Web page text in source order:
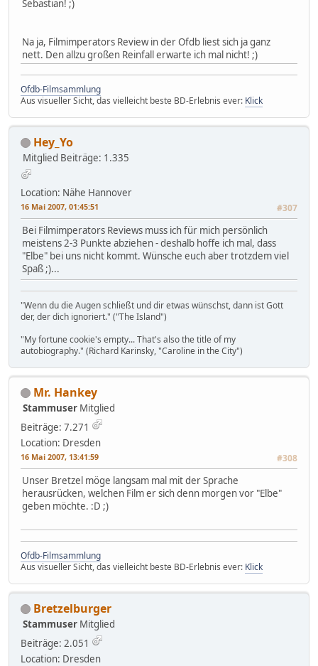
Sebastian! ;)
Na ja, Filmimperators Review in der Ofdb liest sich ja ganz
nett. Den allzu großen Reinfall erwarte ich mal nicht! ;)
Ofdb-Filmsammlung
Aus visueller Sicht, das vielleicht beste BD-Erlebnis ever: Klick
Hey_Yo
Mitglied Beiträge: 1.335
Location: Nähe Hannover
16 Mai 2007, 01:45:51 #307
Bei Filmimperators Reviews muss ich für mich persönlich
meistens 2-3 Punkte abziehen - deshalb hoffe ich mal, dass
"Elbe" bei uns nicht kommt. Wünsche euch aber trotzdem viel
Spaß ;)...
"Wenn du die Augen schließt und dir etwas wünschst, dann ist Gott
der, der dich ignoriert." ("The Island")
"My fortune cookie's empty... That's also the title of my
autobiography." (Richard Karinsky, "Caroline in the City")
Mr. Hankey
Stammuser Mitglied
Beiträge: 7.271
Location: Dresden
16 Mai 2007, 13:41:59 #308
Unser Bretzel möge langsam mal mit der Sprache
herausrücken, welchen Film er sich denn morgen vor "Elbe"
geben möchte. :D ;)
Ofdb-Filmsammlung
Aus visueller Sicht, das vielleicht beste BD-Erlebnis ever: Klick
Bretzelburger
Stammuser Mitglied
Beiträge: 2.051
Location: Dresden